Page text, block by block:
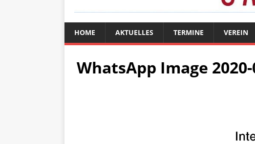
HOME AKTUELLES TERMINE VEREIN
WhatsApp Image 2020-